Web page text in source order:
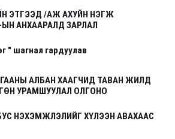
ЭТГЭЭД /АЖ АХУЙН НЭГЖ
ЫН АНХААРАЛД ЗАРЛАЛ
" шагнал гардуулав
АЛБАН ХААГЧИД ТАВАН ЖИЛД
УРАМШУУЛАЛ ОЛГОНО
НЭХЭМЖЛЭЛИЙГ ХҮЛЭЭН АВАХААС